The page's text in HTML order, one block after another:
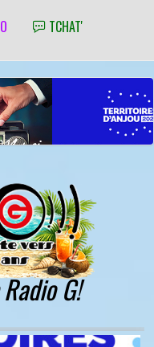
TCHAT'
G!